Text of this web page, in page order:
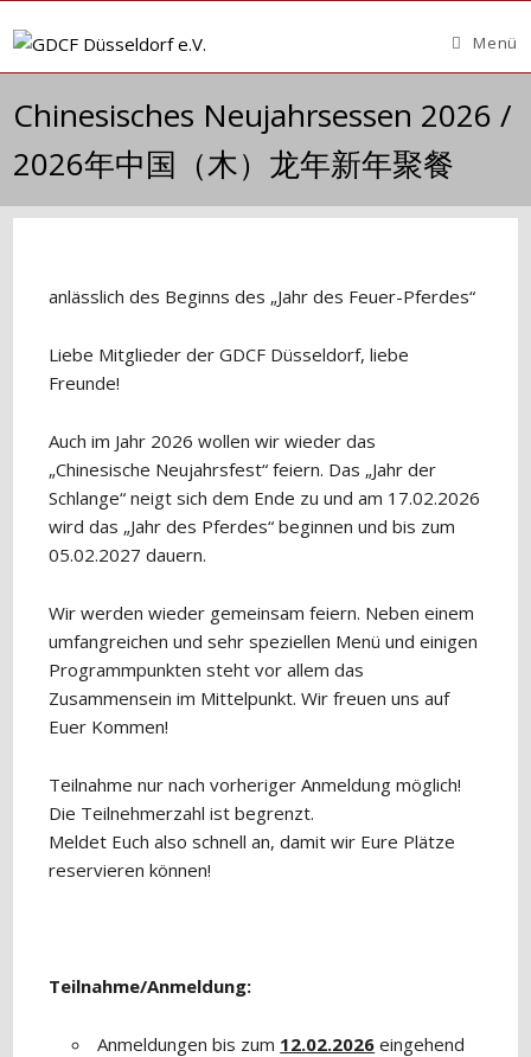
Inhalt
Menü
Chinesisches Neujahrsessen 2026 /
2026年中国（木）龙年新年聚餐
anlässlich des Beginns des „Jahr des Feuer-Pferdes“
Liebe Mitglieder der GDCF Düsseldorf, liebe
Freunde!
Auch im Jahr 2026 wollen wir wieder das
„Chinesische Neujahrsfest“ feiern. Das „Jahr der
Schlange“ neigt sich dem Ende zu und am 17.02.2026
wird das „Jahr des Pferdes“ beginnen und bis zum
05.02.2027 dauern.
Wir werden wieder gemeinsam feiern. Neben einem
umfangreichen und sehr speziellen Menü und einigen
Programmpunkten steht vor allem das
Zusammensein im Mittelpunkt. Wir freuen uns auf
Euer Kommen!
Teilnahme nur nach vorheriger Anmeldung möglich!
Die Teilnehmerzahl ist begrenzt.
Meldet Euch also schnell an, damit wir Eure Plätze
reservieren können!
Teilnahme/Anmeldung:
Anmeldungen bis zum 12.02.2026 eingehend